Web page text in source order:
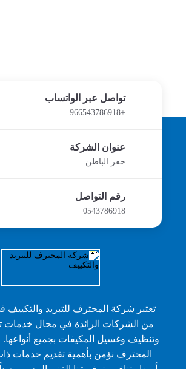
تواصل عبر الواتساب
+966543786918
عنوان الشركة
حفر الباطن
رقم التواصل
0543786918
تعتبر شركة المحترف للتبريد والتكييف
من الشركات الرائدة في مجال خدمات
وتنظيف وغسيل المكيفات بجميع
المحترف نؤمن بأهمية تقديم خدمات